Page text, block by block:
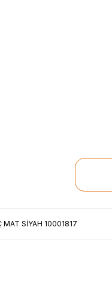
MAT SİYAH 10001817